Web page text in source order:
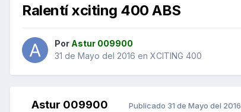
Ralentí xciting 400 ABS
Por Astur 009900
31 de Mayo del 2016 en XCITING 400
Astur 009900 Publicado 31 de Mayo del 2016